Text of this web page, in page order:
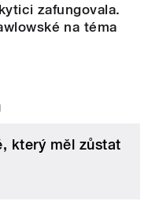
zafungovala.
na téma
který měl zůstat